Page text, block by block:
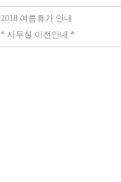
2018 여름휴가 안내
* 사무실 이전안내 *